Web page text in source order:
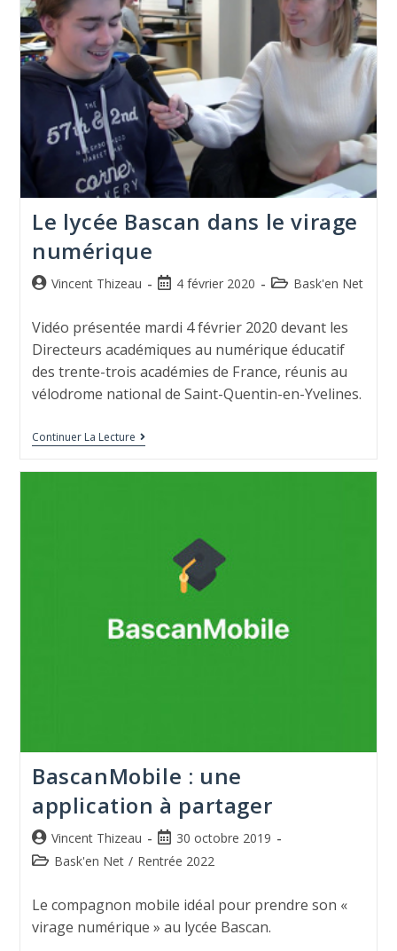
Le lycée Bascan dans le virage
numérique
Vincent Thizeau 4 février 2020 Bask'en Net
Vidéo présentée mardi 4 février 2020 devant les
Directeurs académiques au numérique éducatif
des trente-trois académies de France, réunis au
vélodrome national de Saint-Quentin-en-Yvelines.
Continuer La Lecture
BascanMobile : une
application à partager
Vincent Thizeau
30 octobre 2019
Bask'en Net / Rentrée 2022
Le compagnon mobile idéal pour prendre son «
virage numérique » au lycée Bascan.